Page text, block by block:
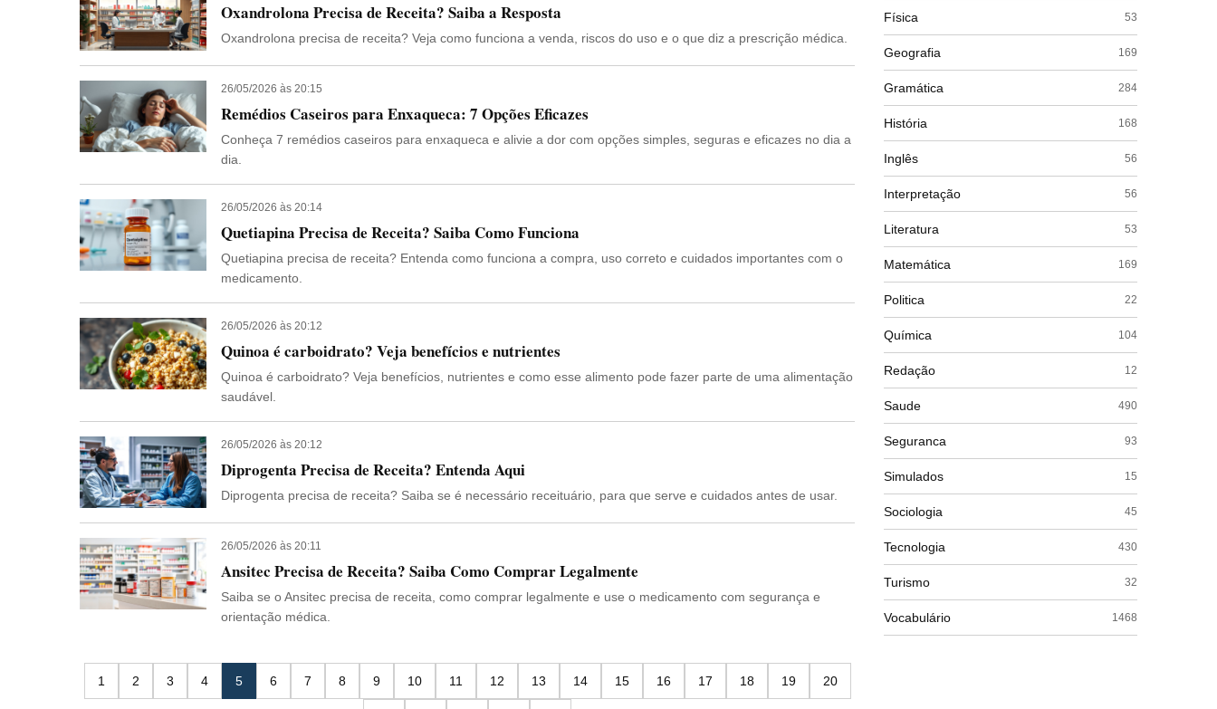
Oxandrolona Precisa de Receita? Saiba a Resposta
Oxandrolona precisa de receita? Veja como funciona a venda, riscos do uso e o que diz a prescrição médica.
26/05/2026 às 20:15
Remédios Caseiros para Enxaqueca: 7 Opções Eficazes
Conheça 7 remédios caseiros para enxaqueca e alivie a dor com opções simples, seguras e eficazes no dia a
dia.
26/05/2026 às 20:14
Quetiapina Precisa de Receita? Saiba Como Funciona
Quetiapina precisa de receita? Entenda como funciona a compra, uso correto e cuidados importantes com o
medicamento.
26/05/2026 às 20:12
Quinoa é carboidrato? Veja benefícios e nutrientes
Quinoa é carboidrato? Veja benefícios, nutrientes e como esse alimento pode fazer parte de uma alimentação
saudável.
26/05/2026 às 20:12
Diprogenta Precisa de Receita? Entenda Aqui
Diprogenta precisa de receita? Saiba se é necessário receituário, para que serve e cuidados antes de usar.
26/05/2026 às 20:11
Ansitec Precisa de Receita? Saiba Como Comprar Legalmente
Saiba se o Ansitec precisa de receita, como comprar legalmente e use o medicamento com segurança e
orientação médica.
1 2 3 4 5 6 7 8 9 10 11 12 13 14 15 16 17 18 19 20
Física 53
Geografia 169
Gramática 284
História 168
Inglês 56
Interpretação 56
Literatura 53
Matemática 169
Politica 22
Química 104
Redação 12
Saude 490
Seguranca 93
Simulados 15
Sociologia 45
Tecnologia 430
Turismo 32
Vocabulário 1468